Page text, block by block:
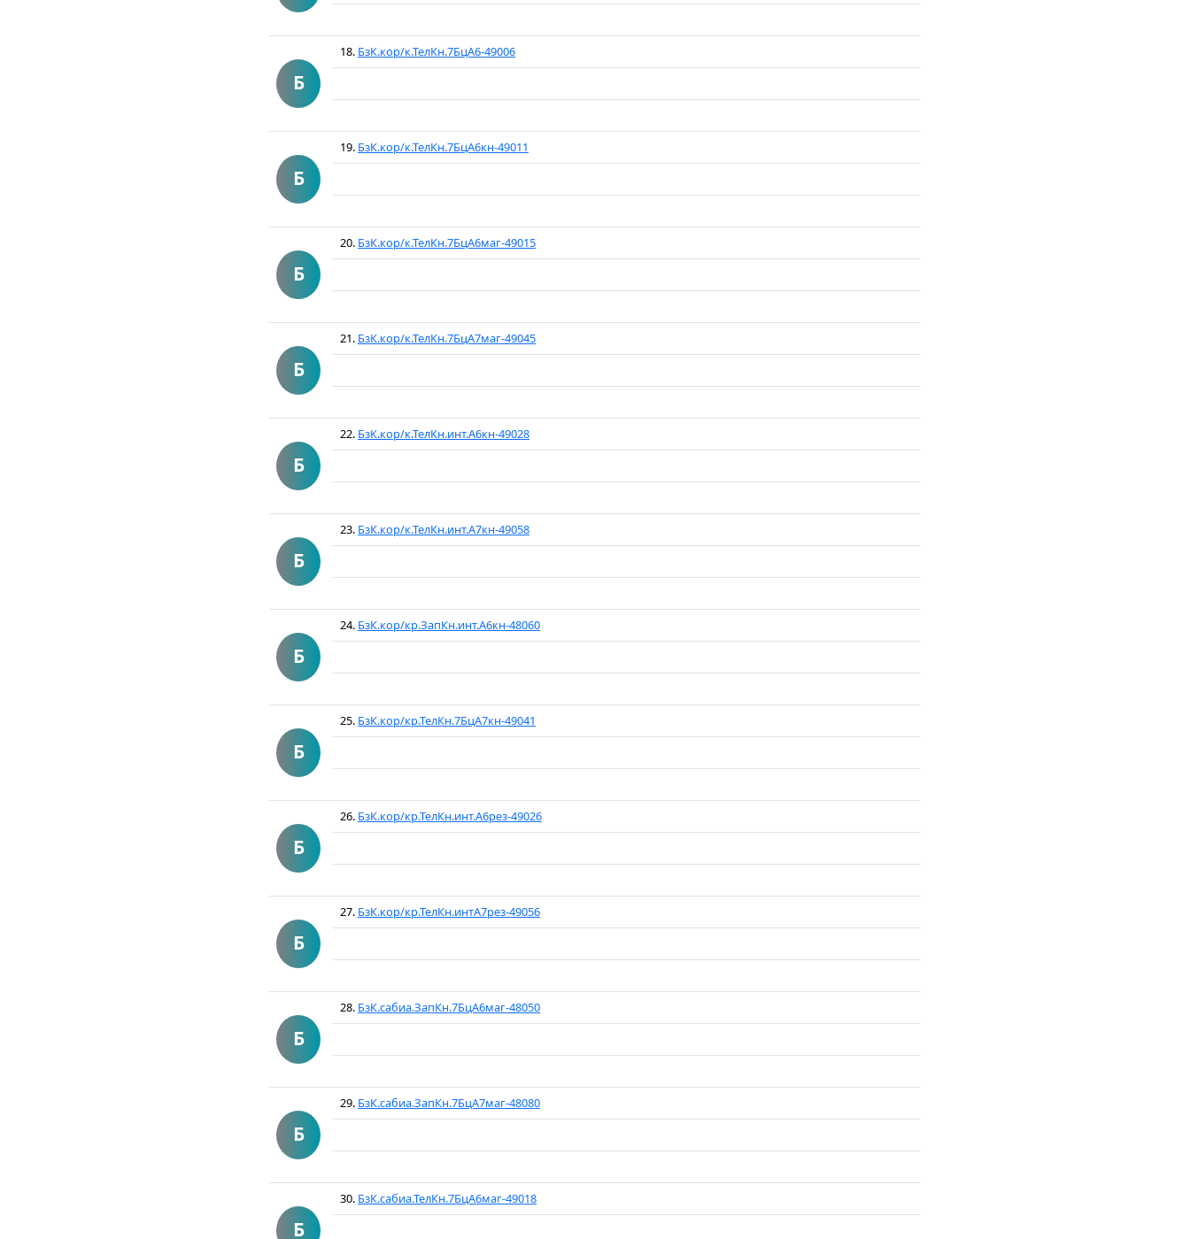
Б
18. БзК.кор/к.ТелКн.7БцА6-49006
Б
19. БзК.кор/к.ТелКн.7БцА6кн-49011
Б
20. БзК.кор/к.ТелКн.7БцА6маг-49015
Б
21. БзК.кор/к.ТелКн.7БцА7маг-49045
Б
22. БзК.кор/к.ТелКн.инт.А6кн-49028
Б
23. БзК.кор/к.ТелКн.инт.А7кн-49058
Б
24. БзК.кор/кр.ЗапКн.инт.А6кн-48060
Б
25. БзК.кор/кр.ТелКн.7БцА7кн-49041
Б
26. БзК.кор/кр.ТелКн.инт.А6рез-49026
Б
27. БзК.кор/кр.ТелКн.интА7рез-49056
Б
28. БзК.сабиа.ЗапКн.7БцА6маг-48050
Б
29. БзК.сабиа.ЗапКн.7БцА7маг-48080
Б
30. БзК.сабиа.ТелКн.7БцА6маг-49018